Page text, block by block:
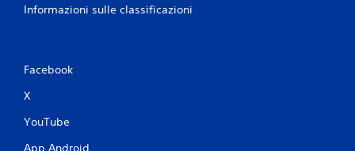
Informazioni sulle classificazioni
Facebook
X
YouTube
App Android